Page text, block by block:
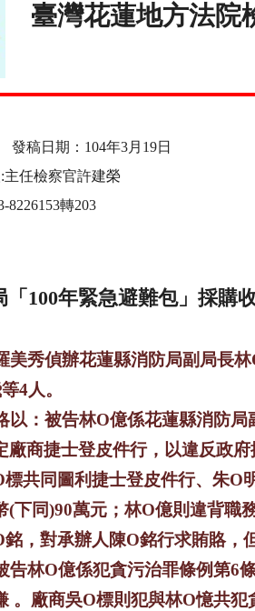
臺灣花蓮地方法院
發稿日期： 104年3月 19日
:主任檢察官許建榮
8226153轉203
100年緊急避難包」採購
秀偵辦花蓮縣消防局副局長林
4人。
以：被告林O億係花蓮縣消防局
廠商捷士登皮件行，以違反政
標共同圖利捷士登皮件行、朱O
(下同)90萬元；林O億則違背職
銘，對承辦人陳O銘行求賄賂，
告林O億係犯貪污治罪條例第6
。廠商吳O標則犯與林O憶共犯